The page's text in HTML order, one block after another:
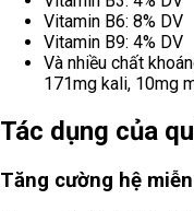
Vitamin B6: 8% DV
Vitamin B9: 4% DV
Và nhiều chất
171mg kali, 10mg
Tác dụng của
Tăng cường hệ